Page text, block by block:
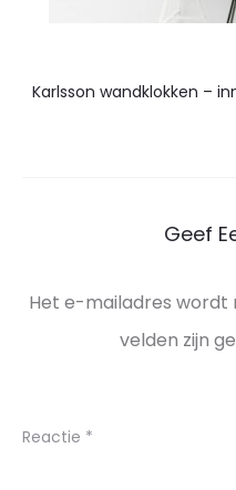
Karlsson wandklokken –
Geef
Het e-mailadres wordt
velden zijn
Reactie *